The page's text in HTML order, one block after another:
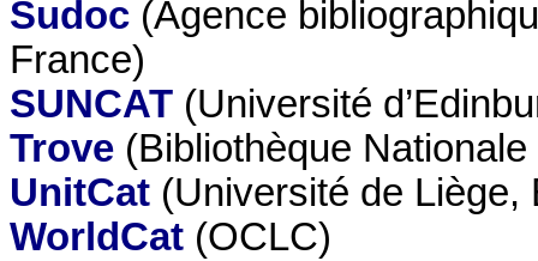
Sudoc (Agence
France)
SUNCAT (Université
Trove (Bibliothèque Nationale
UnitCat (Université de Liège,
WorldCat (OCLC)